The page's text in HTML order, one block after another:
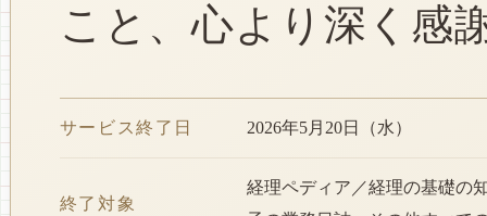
こと、心より深く感
サービス終了日 2026年5月20日（水）
終了対象
経理ペディア／経理の基礎の